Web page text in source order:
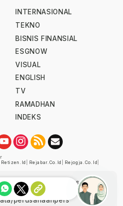
INTERNASIONAL
TEKNO
BISNIS FINANSIAL
ESGNOW
VISUAL
ENGLISH
TV
RAMADHAN
INDEKS
Retizen.id Rejabar.co.id Rejogja.co.id
oleh Dewan Pers
Verifikasi/K/XII/2022
perusahaanpers